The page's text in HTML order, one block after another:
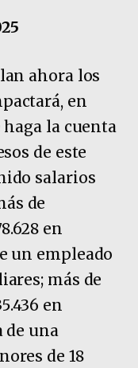
ahora los
en
la cuenta
de este
salarios
de
en
un empleado
más de
en
de una
de 18